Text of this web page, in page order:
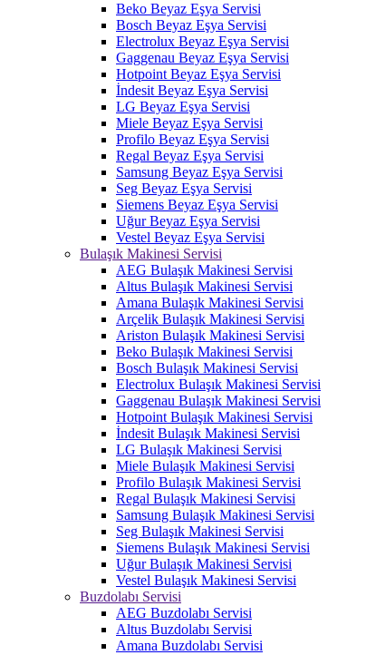
Beko Beyaz Eşya Servisi
Bosch Beyaz Eşya Servisi
Electrolux Beyaz Eşya Servisi
Gaggenau Beyaz Eşya Servisi
Hotpoint Beyaz Eşya Servisi
İndesit Beyaz Eşya Servisi
LG Beyaz Eşya Servisi
Miele Beyaz Eşya Servisi
Profilo Beyaz Eşya Servisi
Regal Beyaz Eşya Servisi
Samsung Beyaz Eşya Servisi
Seg Beyaz Eşya Servisi
Siemens Beyaz Eşya Servisi
Uğur Beyaz Eşya Servisi
Vestel Beyaz Eşya Servisi
Bulaşık Makinesi Servisi
AEG Bulaşık Makinesi Servisi
Altus Bulaşık Makinesi Servisi
Amana Bulaşık Makinesi Servisi
Arçelik Bulaşık Makinesi Servisi
Ariston Bulaşık Makinesi Servisi
Beko Bulaşık Makinesi Servisi
Bosch Bulaşık Makinesi Servisi
Electrolux Bulaşık Makinesi Servisi
Gaggenau Bulaşık Makinesi Servisi
Hotpoint Bulaşık Makinesi Servisi
İndesit Bulaşık Makinesi Servisi
LG Bulaşık Makinesi Servisi
Miele Bulaşık Makinesi Servisi
Profilo Bulaşık Makinesi Servisi
Regal Bulaşık Makinesi Servisi
Samsung Bulaşık Makinesi Servisi
Seg Bulaşık Makinesi Servisi
Siemens Bulaşık Makinesi Servisi
Uğur Bulaşık Makinesi Servisi
Vestel Bulaşık Makinesi Servisi
Buzdolabı Servisi
AEG Buzdolabı Servisi
Altus Buzdolabı Servisi
Amana Buzdolabı Servisi